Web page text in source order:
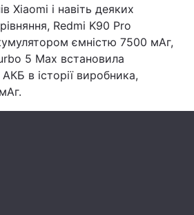
Статті
Xiaomi і навіть деяких
Redmi K90 Pro
ємністю 7500 мАг,
5 Max встановила
в історії виробника,